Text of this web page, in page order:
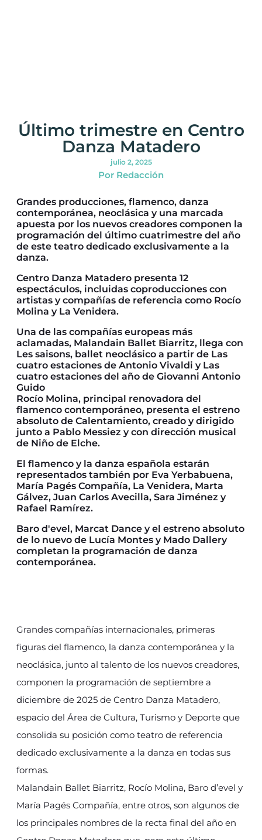
Último trimestre en Centro
Danza Matadero
julio 2, 2025
Por Redacción
Grandes producciones, flamenco, danza
contemporánea, neoclásica y una marcada
apuesta por los nuevos creadores componen la
programación del último cuatrimestre del año
de este teatro dedicado exclusivamente a la
danza.
Centro Danza Matadero presenta 12
espectáculos, incluidas coproducciones con
artistas y compañías de referencia como Rocío
Molina y La Venidera.
Una de las compañías europeas más
aclamadas, Malandain Ballet Biarritz, llega con
Les saisons, ballet neoclásico a partir de Las
cuatro estaciones de Antonio Vivaldi y Las
cuatro estaciones del año de Giovanni Antonio
Guido
Rocío Molina, principal renovadora del
flamenco contemporáneo, presenta el estreno
absoluto de Calentamiento, creado y dirigido
junto a Pablo Messiez y con dirección musical
de Niño de Elche.
El flamenco y la danza española estarán
representados también por Eva Yerbabuena,
María Pagés Compañía, La Venidera, Marta
Gálvez, Juan Carlos Avecilla, Sara Jiménez y
Rafael Ramírez.
Baro d'evel, Marcat Dance y el estreno absoluto
de lo nuevo de Lucía Montes y Mado Dallery
completan la programación de danza
contemporánea.
Grandes compañías internacionales, primeras
figuras del flamenco, la danza contemporánea y la
neoclásica, junto al talento de los nuevos creadores,
componen la programación de septiembre a
diciembre de 2025 de Centro Danza Matadero,
espacio del Área de Cultura, Turismo y Deporte que
consolida su posición como teatro de referencia
dedicado exclusivamente a la danza en todas sus
formas.
Malandain Ballet Biarritz, Rocío Molina, Baro d’evel y
María Pagés Compañía, entre otros, son algunos de
los principales nombres de la recta final del año en